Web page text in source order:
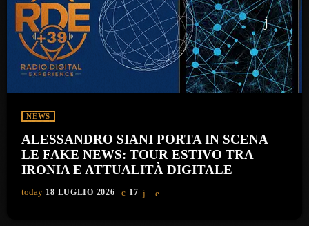
NEWS
ALESSANDRO SIANI PORTA IN SCENA
LE FAKE NEWS: TOUR ESTIVO TRA
IRONIA E ATTUALITÀ DIGITALE
today 18 LUGLIO 2026 17